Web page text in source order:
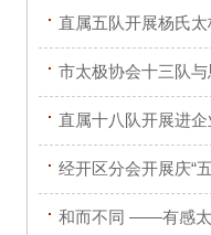
直属五队开展杨氏
市太极协会十三队
直属十八队开展进
经开区分会开展庆“
和而不同 ——有感